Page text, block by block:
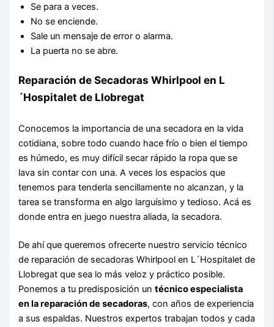
Se para a veces.
No se enciende.
Sale un mensaje de error o alarma.
La puerta no se abre.
Reparación de Secadoras Whirlpool en L
´Hospitalet de Llobregat
Conocemos la importancia de una secadora en la vida
cotidiana, sobre todo cuando hace frío o bien el tiempo
es húmedo, es muy difícil secar rápido la ropa que se
lava sin contar con una. A veces los espacios que
tenemos para tenderla sencillamente no alcanzan, y la
tarea se transforma en algo larguísimo y tedioso. Acá es
donde entra en juego nuestra aliada, la secadora.
De ahí que queremos ofrecerte nuestro servicio técnico
de reparación de secadoras Whirlpool en L´Hospitalet de
Llobregat que sea lo más veloz y práctico posible.
Ponemos a tu predisposición untécnico especialista
en la reparación de secadoras, con años de experiencia
a sus espaldas. Nuestros expertos trabajan todos y cada